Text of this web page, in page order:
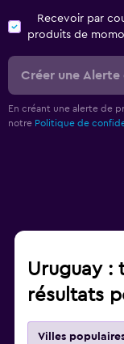
Recevoir par
produits de
Créer une Alerte
En créant une alerte de
notre Politique de
Uruguay :
résultats
Villes